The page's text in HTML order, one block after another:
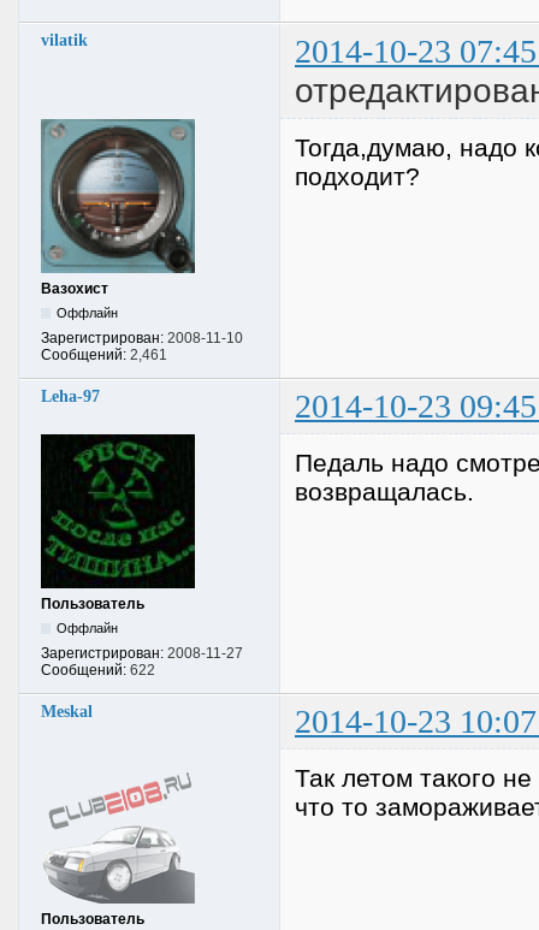
vilatik 2014-10-23
Вазохист
Оффлайн
Зарегистрирован: 2008-11-10
Сообщений: 2,461
Тогда,думаю, надо
подходит?
Leha-97 2014-10-23
Пользователь
Оффлайн
Зарегистрирован: 2008-11-27
Сообщений: 622
Педаль надо
возвращалась.
Meskal 2014-10-23
Пользователь
Так летом такого
что то